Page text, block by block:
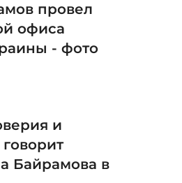
провел
офиса
- фото
и
Байрамова в